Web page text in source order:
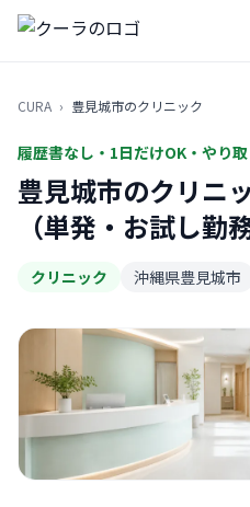
CURA › 豊見城市のクリニック
履歴書なし・1日だけOK・やり
豊見城市のクリニ
（単発・お試し勤務
クリニック 沖縄県豊見城市